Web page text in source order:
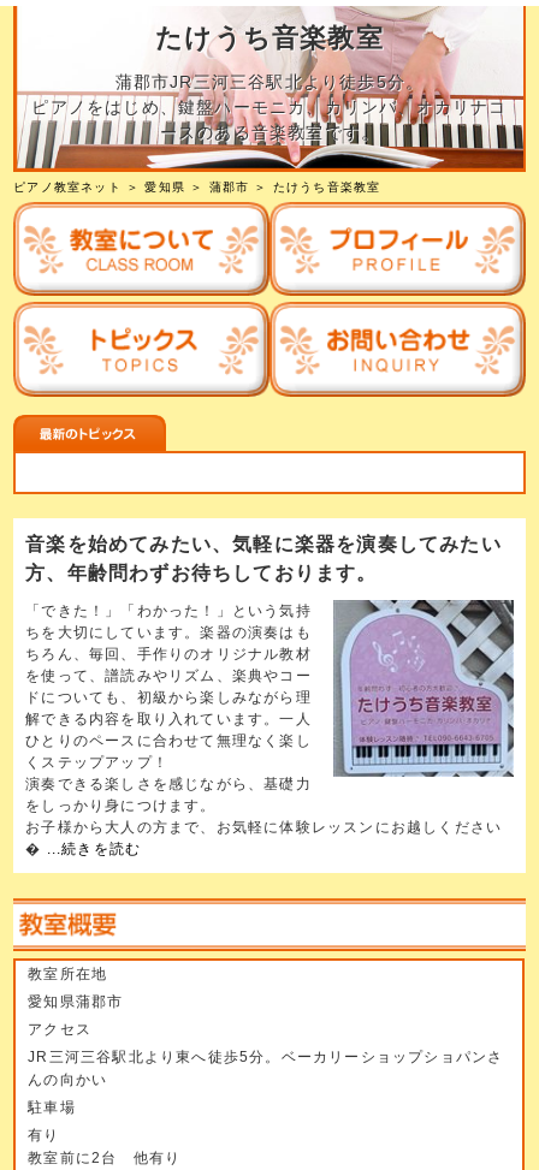
たけうち音楽教室
蒲郡市JR三河三谷駅北より徒歩5分。
ピアノをはじめ、鍵盤ハーモニカ、カリンバ、オカリナコ
ースのある音楽教室です。
ピアノ教室ネット ＞愛知県 ＞ 蒲郡市 ＞ たけうち音楽教室
音楽を始めてみたい、気軽に楽器を演奏してみたい
方、年齢問わずお待ちしております。
「できた！」「わかった！」という気持
ちを大切にしています。楽器の演奏はも
ちろん、毎回、手作りのオリジナル教材
を使って、譜読みやリズム、楽典やコー
ドについても、初級から楽しみながら理
解できる内容を取り入れています。一人
ひとりのペースに合わせて無理なく楽し
くステップアップ！
演奏できる楽しさを感じながら、基礎力
をしっかり身につけます。
お子様から大人の方まで、お気軽に体験レッスンにお越しください
�
...続きを読む
教室所在地
愛知県蒲郡市
アクセス
JR三河三谷駅北より東へ徒歩5分。ベーカリーショップショパンさ
んの向かい
駐車場
有り
教室前に2台 他有り